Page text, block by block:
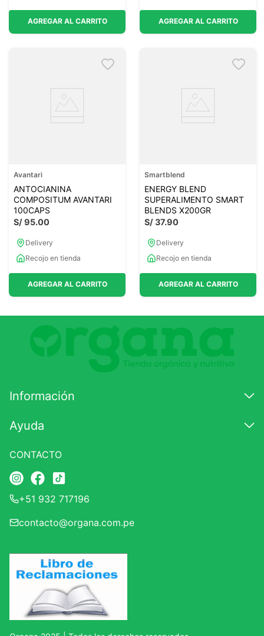
AGREGAR AL CARRITO AGREGAR AL CARRITO
Avantari
ANTOCIANINA
COMPOSITUM AVANTARI
100CAPS
S/95.00
Delivery
Recojo en tienda
AGREGAR AL CARRITO
Smartblend
ENERGY BLEND
SUPERALIMENTO SMART
BLENDS X200GR
S/37.90
Delivery
Recojo en tienda
AGREGAR AL CARRITO
Información
Ayuda
CONTACTO
+51 932 717196
contacto@organa.com.pe